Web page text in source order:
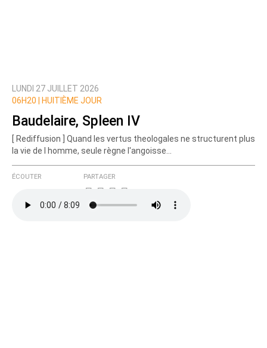
Prévenez-moi de tous les nouveaux commentaires
LUNDI 27 JUILLET 2026
06H20 |
HUITIÈME JOUR
Baudelaire, Spleen IV
[ Rediffusion ] Quand les vertus theologales ne structurent plus
la vie de l homme, seule règne l'angoisse...
ÉCOUTER PARTAGER